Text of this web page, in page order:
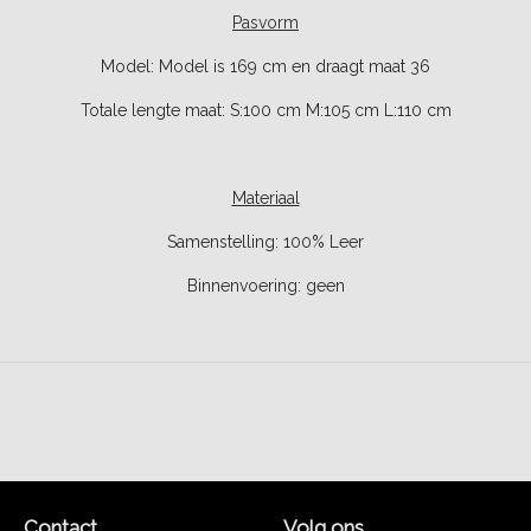
Pasvorm
Model: Model is 169 cm en draagt maat 36
Totale lengte maat: S:100 cm M:105 cm L:110 cm
Materiaal
Samenstelling: 100% Leer
Binnenvoering: geen